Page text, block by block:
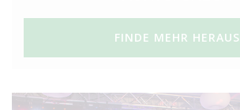
FINDE MEHR HERAUS